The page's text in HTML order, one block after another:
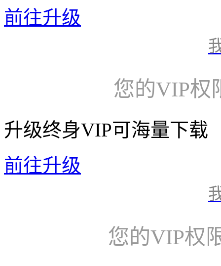
前往升级
您的VIP权
升级终身VIP可海量下载
前往升级
您的VIP权